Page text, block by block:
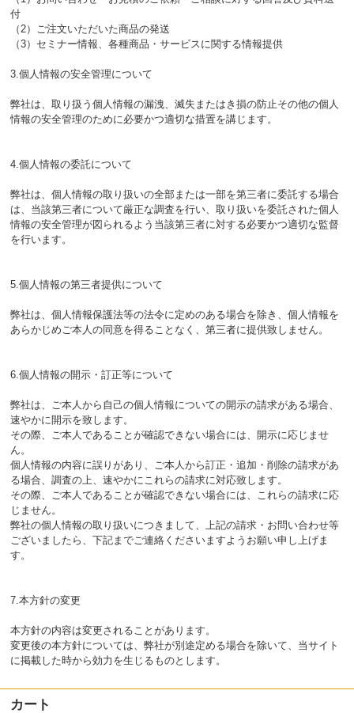
付
（2）ご注文いただいた商品の発送
（3）セミナー情報、各種商品・サービスに関する情報提供
3.個人情報の安全管理について
弊社は、取り扱う個人情報の漏洩、滅失またはき損の防止その他の個人
情報の安全管理のために必要かつ適切な措置を講じます。
4.個人情報の委託について
弊社は、個人情報の取り扱いの全部または一部を第三者に委託する場合
は、当該第三者について厳正な調査を行い、取り扱いを委託された個人
情報の安全管理が図られるよう当該第三者に対する必要かつ適切な監督
を行います。
5.個人情報の第三者提供について
弊社は、個人情報保護法等の法令に定めのある場合を除き、個人情報を
あらかじめご本人の同意を得ることなく、第三者に提供致しません。
6.個人情報の開示・訂正等について
弊社は、ご本人から自己の個人情報についての開示の請求がある場合、
速やかに開示を致します。
その際、ご本人であることが確認できない場合には、開示に応じませ
ん。
個人情報の内容に誤りがあり、ご本人から訂正・追加・削除の請求があ
る場合、調査の上、速やかにこれらの請求に対応致します。
その際、ご本人であることが確認できない場合には、これらの請求に応
じません。
弊社の個人情報の取り扱いにつきまして、上記の請求・お問い合わせ等
ございましたら、下記までご連絡くださいますようお願い申し上げま
す。
7.本方針の変更
本方針の内容は変更されることがあります。
変更後の本方針については、弊社が別途定める場合を除いて、当サイト
に掲載した時から効力を生じるものとします。
カート